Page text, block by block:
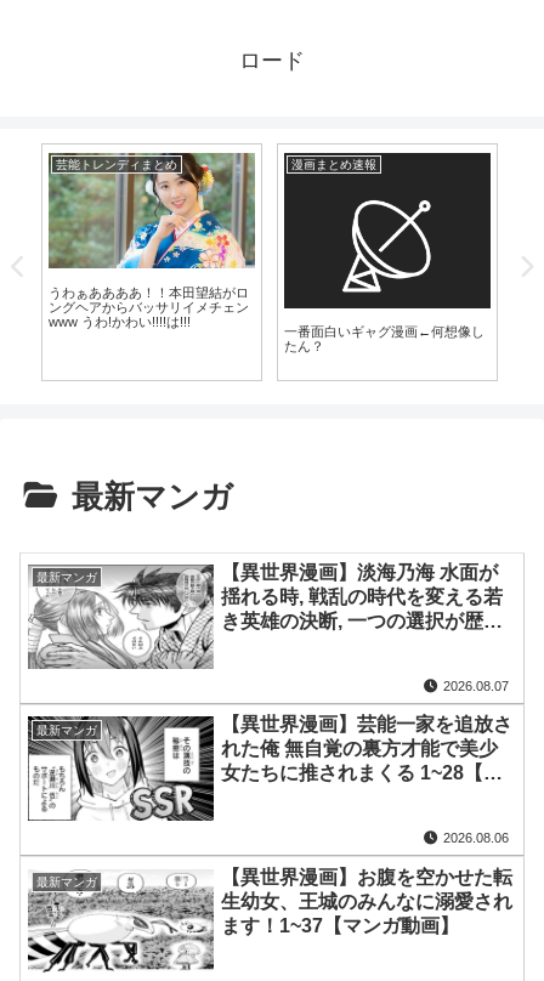
ロード
芸能トレンディまとめ
うわぁああああ！！本田望結がロ
ングヘアからバッサリイメチェン
www うわ!かわい!!!!は!!!
漫画まとめ速報
一番面白いギャグ漫画←何想像し
たん？
最新マンガ
最新マンガ
【異世界漫画】淡海乃海 水面が
揺れる時, 戦乱の時代を変える若
き英雄の決断, 一つの選択が歴史
2026.08.07
最新マンガ
【異世界漫画】芸能一家を追放さ
れた俺 無自覚の裏方才能で美少
女たちに推されまくる 1~28【マ
2026.08.06
最新マンガ
【異世界漫画】お腹を空かせた転
生幼女、王城のみんなに溺愛され
ます！1~37【マンガ動画】